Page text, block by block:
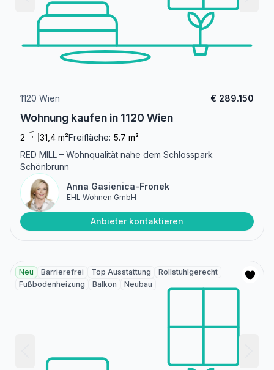
1120 Wien € 289.150
Wohnung kaufen in 1120 Wien
2 31,4 m²Freifläche: 5.7 m²
RED MILL – Wohnqualität nahe dem Schlosspark
Schönbrunn
Anna Gasienica-Fronek
EHL Wohnen GmbH
Anbieter kontaktieren
Neu Barrierefrei Top Ausstattung
Rollstuhlgerecht
Fußbodenheizung
Balkon Neubau